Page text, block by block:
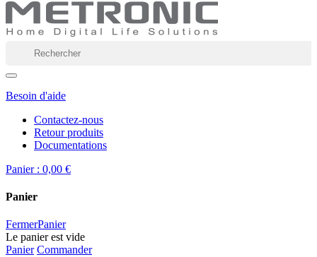
Besoin d'aide
Contactez-nous
Retour produits
Documentations
Panier : 0,00 €
Panier
FermerPanier
Le panier est vide
Panier Commander